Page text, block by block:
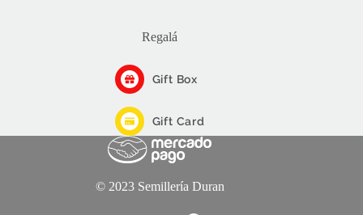
Regalá
Gift Box
Gift Card
© 2023 Semillería Duran